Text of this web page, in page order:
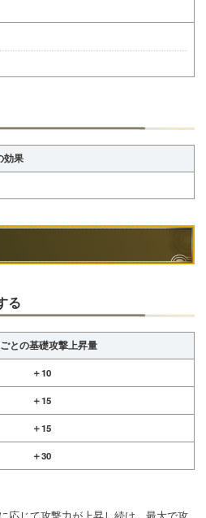
効果
る
との基礎攻撃上昇量
＋10
＋15
＋15
＋30